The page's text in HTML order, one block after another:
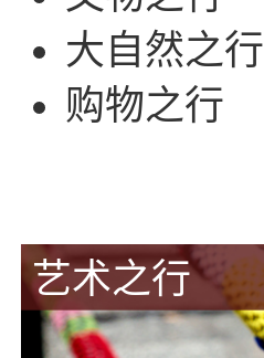
大自然之行
购物之行
艺术之行